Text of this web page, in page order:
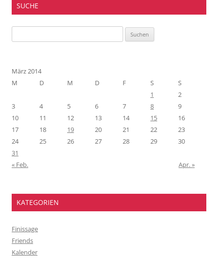
SUCHE
nach:
März 2014
M
D M D F S
S
1
2
3
4 5 6 7 8
9
10
11 12 13 14 15
16
17
18 19 20 21 22
23
24
25 26 27 28 29
30
31
« Feb.
Apr. »
KATEGORIEN
Finissage
Friends
Kalender